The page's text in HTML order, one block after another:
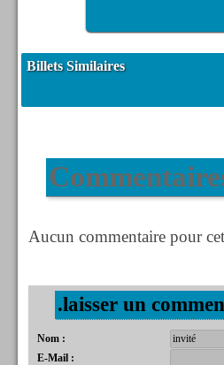
Billets Similaires
Aucun commentaire pour
.laisser un
Nom :
E-Mail :